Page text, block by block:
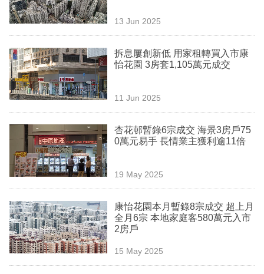
事
欄
訂
閱
區
13 Jun 2025
拆息屢創新低 用家租轉買入市康
怡花園 3房套1,105萬元成交
11 Jun 2025
杏花邨暫錄6宗成交 海景3房戶75
0萬元易手 長情業主獲利逾11倍
19 May 2025
康怡花園本月暫錄8宗成交 超上月
全月6宗 本地家庭客580萬元入市
2房戶
15 May 2025